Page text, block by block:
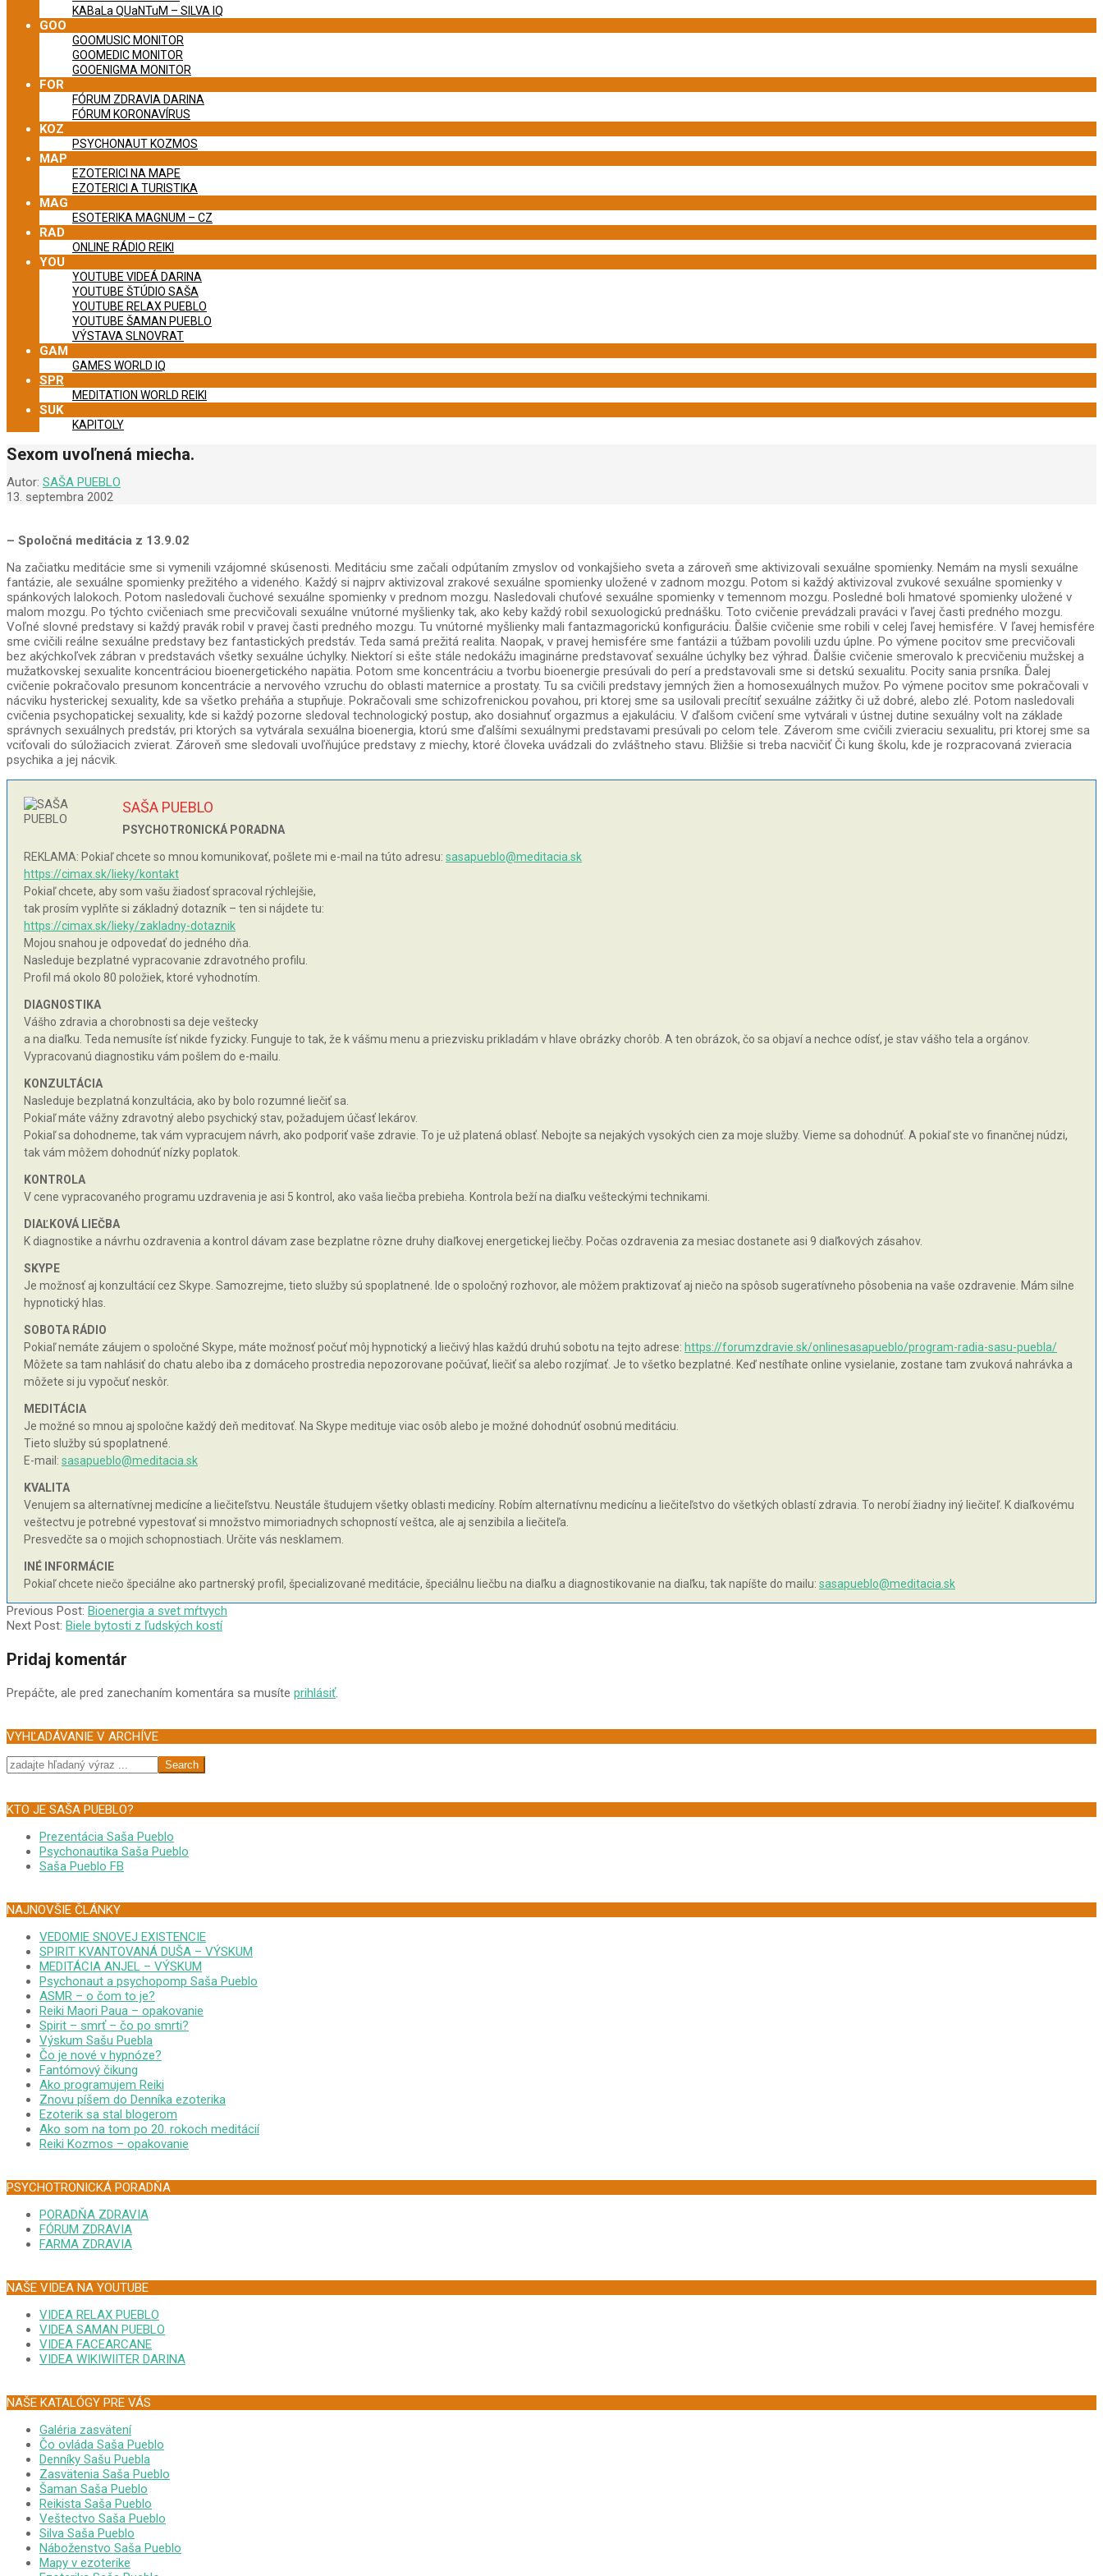
KABaLa QUaNTuM – SILVA IQ
GOO
GOOMUSIC MONITOR
GOOMEDIC MONITOR
GOOENIGMA MONITOR
FOR
FÓRUM ZDRAVIA DARINA
FÓRUM KORONAVÍRUS
KOZ
PSYCHONAUT KOZMOS
MAP
EZOTERICI NA MAPE
EZOTERICI A TURISTIKA
MAG
ESOTERIKA MAGNUM – CZ
RAD
ONLINE RÁDIO REIKI
YOU
YOUTUBE VIDEÁ DARINA
YOUTUBE ŠTÚDIO SAŠA
YOUTUBE RELAX PUEBLO
YOUTUBE ŠAMAN PUEBLO
VÝSTAVA SLNOVRAT
GAM
GAMES WORLD IQ
SPR
MEDITATION WORLD REIKI
SUK
KAPITOLY
Sexom uvoľnená miecha.
Autor: SAŠA PUEBLO
13. septembra 2002
– Spoločná meditácia z 13.9.02
Na začiatku meditácie sme si vymenili vzájomné skúsenosti. Meditáciu sme začali odpútaním zmyslov od vonkajšieho sveta a zároveň sme aktivizovali sexuálne spomienky. Nemám na mysli sexuálne
fantázie, ale sexuálne spomienky prežitého a videného. Každý si najprv aktivizoval zrakové sexuálne spomienky uložené v zadnom mozgu. Potom si každý aktivizoval zvukové sexuálne spomienky v
spánkových lalokoch. Potom nasledovali čuchové sexuálne spomienky v prednom mozgu. Nasledovali chuťové sexuálne spomienky v temennom mozgu. Posledné boli hmatové spomienky uložené v
malom mozgu. Po týchto cvičeniach sme precvičovali sexuálne vnútorné myšlienky tak, ako keby každý robil sexuologickú prednášku. Toto cvičenie prevádzali praváci v ľavej časti predného mozgu.
Voľné slovné predstavy si každý pravák robil v pravej časti predného mozgu. Tu vnútorné myšlienky mali fantazmagorickú konfiguráciu. Ďalšie cvičenie sme robili v celej ľavej hemisfére. V ľavej hemisfére
sme cvičili reálne sexuálne predstavy bez fantastických predstáv. Teda samá prežitá realita. Naopak, v pravej hemisfére sme fantázii a túžbam povolili uzdu úplne. Po výmene pocitov sme precvičovali
bez akýchkoľvek zábran v predstavách všetky sexuálne úchylky. Niektorí si ešte stále nedokážu imaginárne predstavovať sexuálne úchylky bez výhrad. Ďalšie cvičenie smerovalo k precvičeniu mužskej a
mužatkovskej sexualite koncentráciou bioenergetického napätia. Potom sme koncentráciu a tvorbu bioenergie presúvali do perí a predstavovali sme si detskú sexualitu. Pocity sania prsníka. Ďalej
cvičenie pokračovalo presunom koncentrácie a nervového vzruchu do oblasti maternice a prostaty. Tu sa cvičili predstavy jemných žien a homosexuálnych mužov. Po výmene pocitov sme pokračovali v
nácviku hysterickej sexuality, kde sa všetko preháňa a stupňuje. Pokračovali sme schizofrenickou povahou, pri ktorej sme sa usilovali precítiť sexuálne zážitky či už dobré, alebo zlé. Potom nasledovali
cvičenia psychopatickej sexuality, kde si každý pozorne sledoval technologický postup, ako dosiahnuť orgazmus a ejakuláciu. V ďalšom cvičení sme vytvárali v ústnej dutine sexuálny volt na základe
správnych sexuálnych predstáv, pri ktorých sa vytvárala sexuálna bioenergia, ktorú sme ďalšími sexuálnymi predstavami presúvali po celom tele. Záverom sme cvičili zvieraciu sexualitu, pri ktorej sme sa
vciťovali do súložiacich zvierat. Zároveň sme sledovali uvoľňujúce predstavy z miechy, ktoré človeka uvádzali do zvláštneho stavu. Bližšie si treba nacvičiť Či kung školu, kde je rozpracovaná zvieracia
psychika a jej nácvik.
SAŠA PUEBLO
PSYCHOTRONICKÁ PORADNA
REKLAMA: Pokiaľ chcete so mnou komunikovať, pošlete mi e-mail na túto adresu: sasapueblo@meditacia.sk
https://cimax.sk/lieky/kontakt
Pokiaľ chcete, aby som vašu žiadosť spracoval rýchlejšie,
tak prosím vyplňte si základný dotazník – ten si nájdete tu:
https://cimax.sk/lieky/zakladny-dotaznik
Mojou snahou je odpovedať do jedného dňa.
Nasleduje bezplatné vypracovanie zdravotného profilu.
Profil má okolo 80 položiek, ktoré vyhodnotím.
DIAGNOSTIKA
Vášho zdravia a chorobnosti sa deje veštecky
a na diaľku. Teda nemusíte ísť nikde fyzicky. Funguje to tak, že k vášmu menu a priezvisku prikladám v hlave obrázky chorôb. A ten obrázok, čo sa objaví a nechce odísť, je stav vášho tela a orgánov.
Vypracovanú diagnostiku vám pošlem do e-mailu.
KONZULTÁCIA
Nasleduje bezplatná konzultácia, ako by bolo rozumné liečiť sa.
Pokiaľ máte vážny zdravotný alebo psychický stav, požadujem účasť lekárov.
Pokiaľ sa dohodneme, tak vám vypracujem návrh, ako podporiť vaše zdravie. To je už platená oblasť. Nebojte sa nejakých vysokých cien za moje služby. Vieme sa dohodnúť. A pokiaľ ste vo finančnej núdzi,
tak vám môžem dohodnúť nízky poplatok.
KONTROLA
V cene vypracovaného programu uzdravenia je asi 5 kontrol, ako vaša liečba prebieha. Kontrola beží na diaľku vešteckými technikami.
DIAĽKOVÁ LIEČBA
K diagnostike a návrhu ozdravenia a kontrol dávam zase bezplatne rôzne druhy diaľkovej energetickej liečby. Počas ozdravenia za mesiac dostanete asi 9 diaľkových zásahov.
SKYPE
Je možnosť aj konzultácií cez Skype. Samozrejme, tieto služby sú spoplatnené. Ide o spoločný rozhovor, ale môžem praktizovať aj niečo na spôsob sugeratívneho pôsobenia na vaše ozdravenie. Mám silne
hypnotický hlas.
SOBOTA RÁDIO
Pokiaľ nemáte záujem o spoločné Skype, máte možnosť počuť môj hypnotický a liečivý hlas každú druhú sobotu na tejto adrese: https://forumzdravie.sk/onlinesasapueblo/program-radia-sasu-puebla/
Môžete sa tam nahlásiť do chatu alebo iba z domáceho prostredia nepozorovane počúvať, liečiť sa alebo rozjímať. Je to všetko bezplatné. Keď nestíhate online vysielanie, zostane tam zvuková nahrávka a
môžete si ju vypočuť neskôr.
MEDITÁCIA
Je možné so mnou aj spoločne každý deň meditovať. Na Skype medituje viac osôb alebo je možné dohodnúť osobnú meditáciu.
Tieto služby sú spoplatnené.
E-mail: sasapueblo@meditacia.sk
KVALITA
Venujem sa alternatívnej medicíne a liečiteľstvu. Neustále študujem všetky oblasti medicíny. Robím alternatívnu medicínu a liečiteľstvo do všetkých oblastí zdravia. To nerobí žiadny iný liečiteľ. K diaľkovému
veštectvu je potrebné vypestovať si množstvo mimoriadnych schopností veštca, ale aj senzibila a liečiteľa.
Presvedčte sa o mojich schopnostiach. Určite vás nesklamem.
INÉ INFORMÁCIE
Pokiaľ chcete niečo špeciálne ako partnerský profil, špecializované meditácie, špeciálnu liečbu na diaľku a diagnostikovanie na diaľku, tak napíšte do mailu: sasapueblo@meditacia.sk
2002-
09-
Previous Post: Bioenergia a svet mŕtvych
Next Post: Biele bytosti z ľudských kostí
Pridaj komentár
Prepáčte, ale pred zanechaním komentára sa musíte prihlásiť.
VYHĽADÁVANIE V ARCHÍVE
Search
KTO JE SAŠA PUEBLO?
Prezentácia Saša Pueblo
Psychonautika Saša Pueblo
Saša Pueblo FB
NAJNOVŠIE ČLÁNKY
VEDOMIE SNOVEJ EXISTENCIE
SPIRIT KVANTOVANÁ DUŠA – VÝSKUM
MEDITÁCIA ANJEL – VÝSKUM
Psychonaut a psychopomp Saša Pueblo
ASMR – o čom to je?
Reiki Maori Paua – opakovanie
Spirit – smrť – čo po smrti?
Výskum Sašu Puebla
Čo je nové v hypnóze?
Fantómový čikung
Ako programujem Reiki
Znovu píšem do Denníka ezoterika
Ezoterik sa stal blogerom
Ako som na tom po 20. rokoch meditácií
Reiki Kozmos – opakovanie
PSYCHOTRONICKÁ PORADŇA
PORADŇA ZDRAVIA
FÓRUM ZDRAVIA
FARMA ZDRAVIA
NAŠE VIDEA NA YOUTUBE
VIDEA RELAX PUEBLO
VIDEA SAMAN PUEBLO
VIDEA FACEARCANE
VIDEA WIKIWIITER DARINA
NAŠE KATALÓGY PRE VÁS
Galéria zasvätení
Čo ovláda Saša Pueblo
Denníky Sašu Puebla
Zasvätenia Saša Pueblo
Šaman Saša Pueblo
Reikista Saša Pueblo
Veštectvo Saša Pueblo
Silva Saša Pueblo
Náboženstvo Saša Pueblo
Mapy v ezoterike